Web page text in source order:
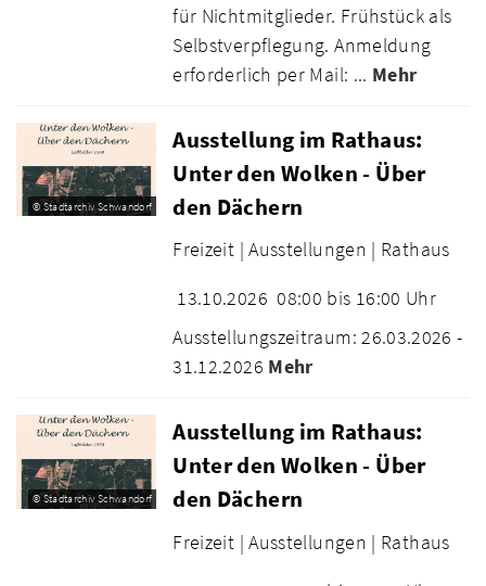
für Nichtmitglieder. Frühstück als
Selbstverpflegung. Anmeldung
erforderlich per Mail: ... Mehr
© Stadtarchiv Schwandorf
Ausstellung im Rathaus:
Unter den Wolken - Über
den Dächern
Freizeit | Ausstellungen | Rathaus
13.10.2026 08:00 bis 16:00 Uhr
Ausstellungszeitraum: 26.03.2026 -
31.12.2026 Mehr
© Stadtarchiv Schwandorf
Ausstellung im Rathaus:
Unter den Wolken - Über
den Dächern
Freizeit | Ausstellungen | Rathaus